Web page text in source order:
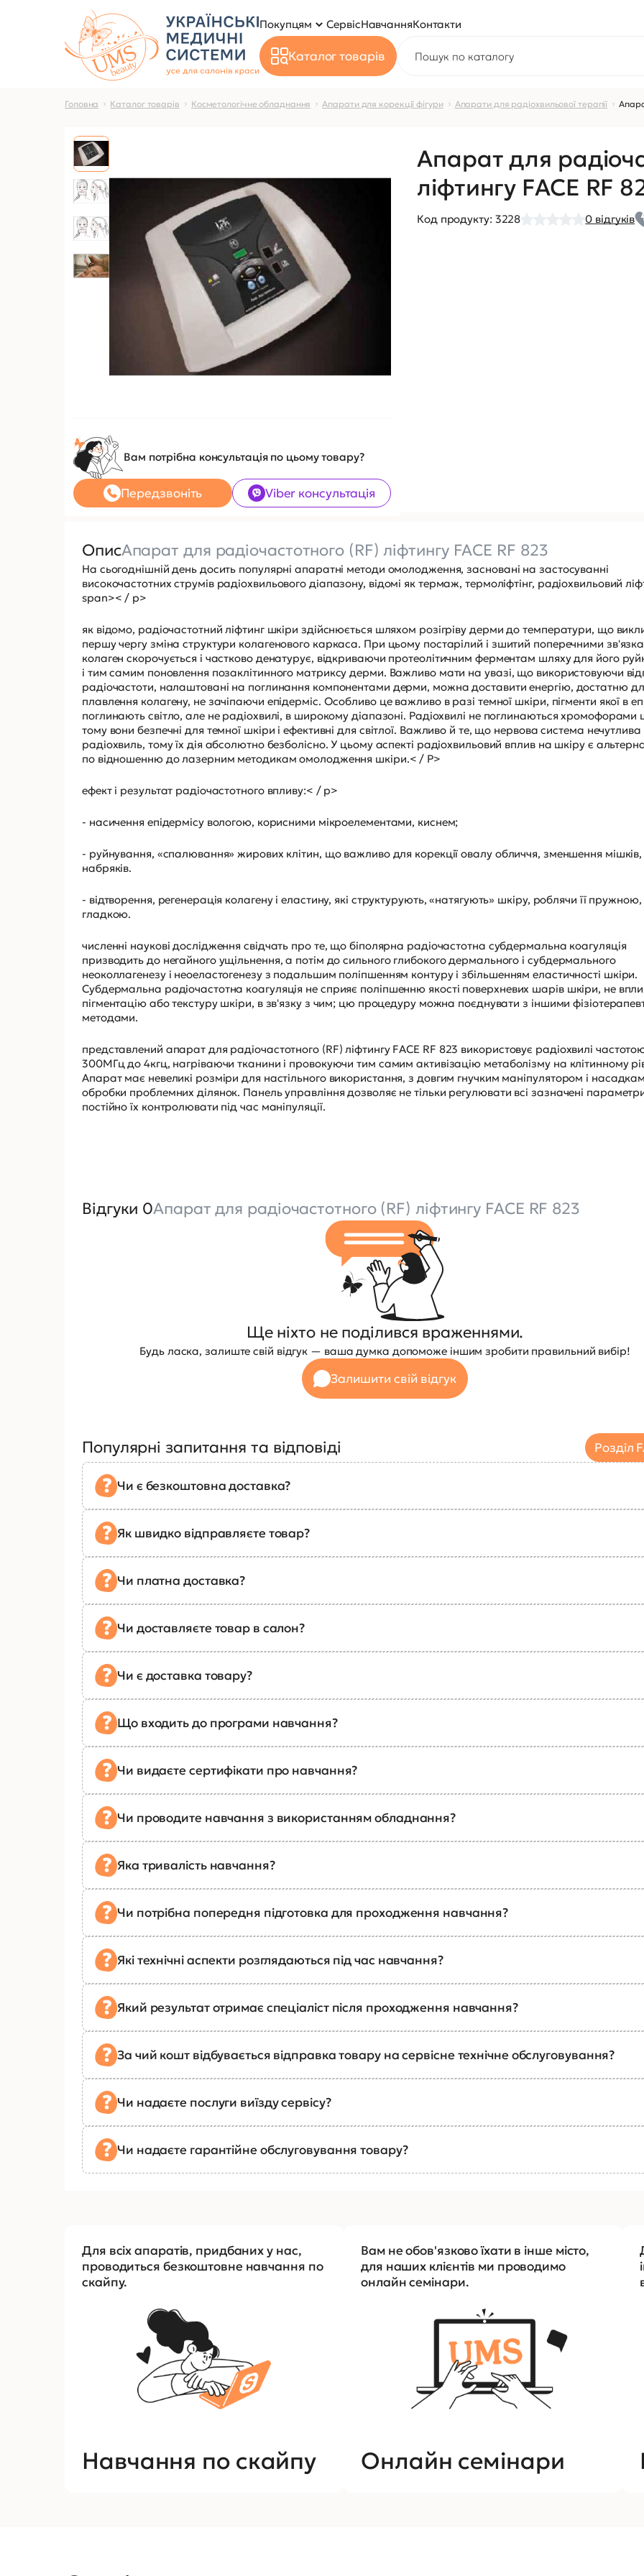
Покупцям СервісНавчанняКонтакти
Каталог товарів
Головна Каталог товарів Косметологічне обладнання Апарати для корекції фігури Апарати для радіохвильової терапії
Вам потрібна консультація по цьому товару?
Передзвоніть Viber консультація
Апарат для
ліфтингу FACE RF
Код продукту: 3228 0 відгуків
ОписАпарат для радіочастотного (RF) ліфтингу FACE RF 823
На сьогоднішній день досить популярні апаратні методи омолодження, засновані на застосуванні
високочастотних струмів радіохвильового діапазону, відомі як термаж, термоліфтінг, радіохвильовий
span>< / p>
як відомо, радіочастотний ліфтинг шкіри здійснюється шляхом розігріву дерми до температури, що
першу чергу зміна структури колагенового каркаса. При цьому постарілий і зшитий поперечними
колаген скорочується і частково денатурує, відкриваючи протеолітичним ферментам шляху для його
і тим самим поновлення позаклітинного матриксу дерми. Важливо мати на увазі, що використовуючи
радіочастоти, налаштовані на поглинання компонентами дерми, можна доставити енергію, достатню
плавлення колагену, не зачіпаючи епідерміс. Особливо це важливо в разі темної шкіри, пігменти якої в
поглинають світло, але не радіохвилі, в широкому діапазоні. Радіохвилі не поглинаються хромофорами
тому вони безпечні для темної шкіри і ефективні для світлої. Важливо й те, що нервова система
радіохвиль, тому їх дія абсолютно безболісно. У цьому аспекті радіохвильовий вплив на шкіру є
по відношенню до лазерним методикам омолодження шкіри.< / P>
ефект і результат радіочастотного впливу:< / p>
- насичення епідермісу вологою, корисними мікроелементами, киснем;
- руйнування, «спалювання» жирових клітин, що важливо для корекції овалу обличчя, зменшення мішків,
набряків.
- відтворення, регенерація колагену і еластину, які структурують, «натягують» шкіру, роблячи її пружною,
гладкою.
численні наукові дослідження свідчать про те, що біполярна радіочастотна субдермальна коагуляція
призводить до негайного ущільнення, а потім до сильного глибокого дермального і субдермального
неоколлагенезу і неоеластогенезу з подальшим поліпшенням контуру і збільшенням еластичності шкіри.
Субдермальна радіочастотна коагуляція не сприяє поліпшенню якості поверхневих шарів шкіри, не
пігментацію або текстуру шкіри, в зв'язку з чим; цю процедуру можна поєднувати з іншими
методами.
представлений апарат для радіочастотного (RF) ліфтингу FACE RF 823 використовує радіохвилі
300МГц до 4кгц, нагріваючи тканини і провокуючи тим самим активізацію метаболізму на клітинному
Апарат має невеликі розміри для настільного використання, з довгим гнучким маніпулятором і
обробки проблемних ділянок. Панель управління дозволяє не тільки регулювати всі зазначені
постійно їх контролювати під час маніпуляції.
Відгуки 0Апарат для радіочастотного (RF) ліфтингу FACE RF 823
Ще ніхто не поділився враженнями.
Будь ласка, залиште свій відгук — ваша думка допоможе іншим зробити правильний вибір!
Залишити свій відгук
Популярні запитання та відповіді Розділ
Чи є безкоштовна доставка?
Як швидко відправляєте товар?
Чи платна доставка?
Чи доставляєте товар в салон?
Чи є доставка товару?
Що входить до програми навчання?
Чи видаєте сертифікати про навчання?
Чи проводите навчання з використанням обладнання?
Яка тривалість навчання?
Чи потрібна попередня підготовка для проходження навчання?
Які технічні аспекти розглядаються під час навчання?
Який результат отримає спеціаліст після проходження навчання?
За чий кошт відбувається відправка товару на сервісне технічне обслуговування?
Чи надаєте послуги виїзду сервісу?
Чи надаєте гарантійне обслуговування товару?
Для всіх апаратів, придбаних у нас,
проводиться безкоштовне навчання по
скайпу.
Навчання по скайпу
Вам не обов'язково їхати в інше місто,
для наших клієнтів ми проводимо
онлайн семінари.
Онлайн семінари